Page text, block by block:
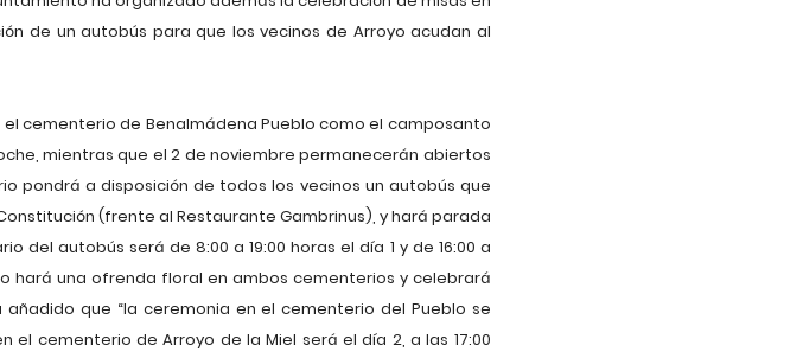
de un autobús para que los vecinos de Arroyo acudan al
cementerio de Benalmádena Pueblo como el camposanto
mientras que el 2 de noviembre permanecerán abiertos
pondrá a disposición de todos los vecinos un autobús que
(frente al Restaurante Gambrinus), y hará parada
del autobús será de 8:00 a 19:00 horas el día 1 y de 16:00 a
hará una ofrenda floral en ambos cementerios y celebrará
que “la ceremonia en el cementerio del Pueblo se
el cementerio de Arroyo de la Miel será el día 2, a las 17:00